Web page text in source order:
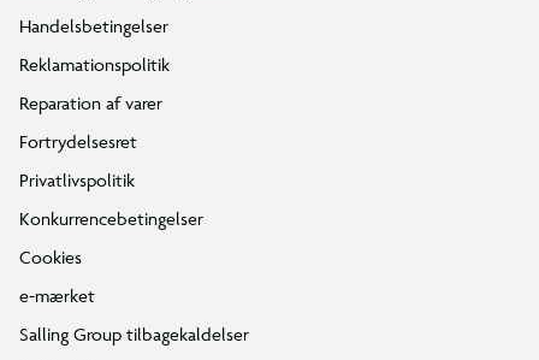
Handelsbetingelser
Reklamationspolitik
Reparation af varer
Fortrydelsesret
Privatlivspolitik
Konkurrencebetingelser
Cookies
e-mærket
Salling Group tilbagekaldelser